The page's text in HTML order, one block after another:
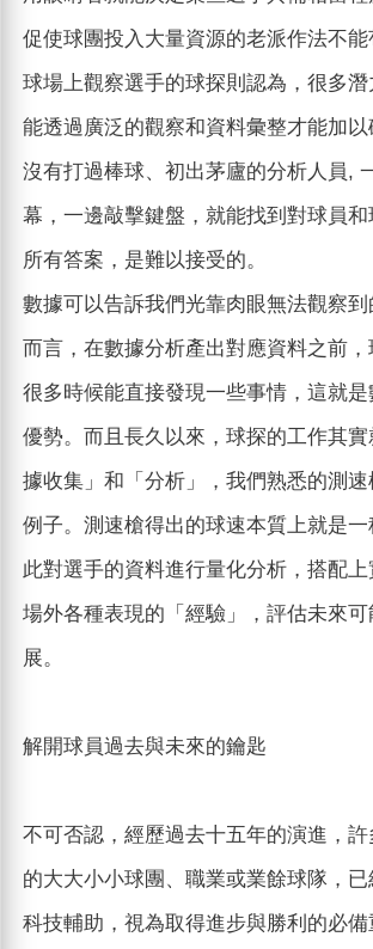
促使球團投入大量資源的老派作法不
球場上觀察選手的球探則認為，很多
能透過廣泛的觀察和資料彙整才能加
沒有打過棒球、初出茅廬的分析人員,
幕，一邊敲擊鍵盤，就能找到對球員
所有答案，是難以接受的。
數據可以告訴我們光靠肉眼無法觀察
而言，在數據分析產出對應資料之前
很多時候能直接發現一些事情，這就
優勢。而且長久以來，球探的工作其
據收集」和「分析」，我們熟悉的測
例子。測速槍得出的球速本質上就是
此對選手的資料進行量化分析，搭配上
場外各種表現的「經驗」，評估未來
展。
解開球員過去與未來的鑰匙
不可否認，經歷過去十五年的演進，
的大大小小球團、職業或業餘球隊，
科技輔助，視為取得進步與勝利的必